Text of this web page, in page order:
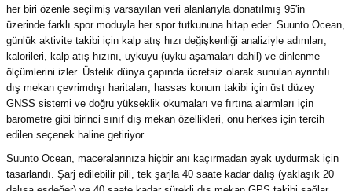
her biri özenle seçilmiş varsayılan veri alanlarıyla donatılmış 95'in
üzerinde farklı spor moduyla her spor tutkununa hitap eder. Suunto Ocean,
günlük aktivite takibi için kalp atış hızı değişkenliği analiziyle adımları,
kalorileri, kalp atış hızını, uykuyu (uyku aşamaları dahil) ve dinlenme
ölçümlerini izler. Üstelik dünya çapında ücretsiz olarak sunulan ayrıntılı
dış mekan çevrimdışı haritaları, hassas konum takibi için üst düzey
GNSS sistemi ve doğru yükseklik okumaları ve fırtına alarmları için
barometre gibi birinci sınıf dış mekan özellikleri, onu herkes için tercih
edilen seçenek haline getiriyor.
Suunto Ocean, maceralarınıza hiçbir anı kaçırmadan ayak uydurmak için
tasarlandı. Şarj edilebilir pili, tek şarjla 40 saate kadar dalış (yaklaşık 20